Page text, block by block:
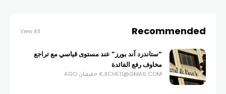
Recommended
View All
“ستاندرد آند بورز” عند مستوى قياسي مع تراجع
مخاوف رفع الفائدة
KJICHE11@GMAIL.COM دقيقتان AGO